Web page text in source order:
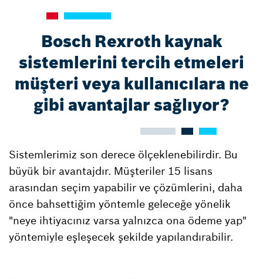
Bosch Rexroth kaynak
sistemlerini tercih etmeleri
müşteri veya kullanıcılara ne
gibi avantajlar sağlıyor?
Sistemlerimiz son derece ölçeklenebilirdir. Bu
büyük bir avantajdır. Müşteriler 15 lisans
arasından seçim yapabilir ve çözümlerini, daha
önce bahsettiğim yöntemle geleceğe yönelik
"neye ihtiyacınız varsa yalnızca ona ödeme yap"
yöntemiyle eşleşecek şekilde yapılandırabilir.